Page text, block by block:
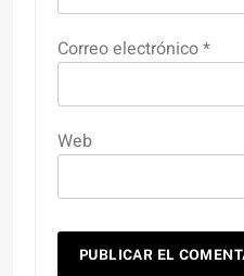
Correo electrónico*
Web